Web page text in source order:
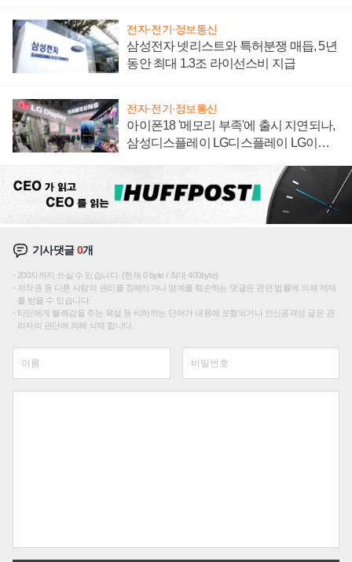
전자·전기·정보통신
삼성전자 넷리스트와 특허분쟁 매듭, 5년
동안 최대 1.3조 라이선스비 지급
전자·전기·정보통신
아이폰18 '메모리 부족'에 출시 지연되나,
삼성디스플레이 LG디스플레이 LG이노
기사댓글0개
200자까지 쓰실 수 있습니다. (현재 0 byte / 최대 400byte)
저작권 등 다른 사람의 권리를 침해하거나 명예를 훼손하는 댓글은 관련 법률에 의해 제재
를 받을 수 있습니다.
타인에게 불쾌감을 주는 욕설 등 비하하는 단어가 내용에 포함되거나 인신공격성 글은 관
리자의 판단에 의해 삭제 합니다.